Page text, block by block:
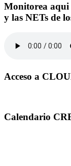
Monitorea aqui
y las NETs de
Acceso a
Calendario